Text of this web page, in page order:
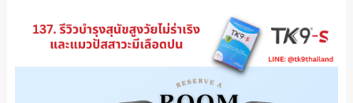
ข้อมูล
แจ้งชำระเงิน